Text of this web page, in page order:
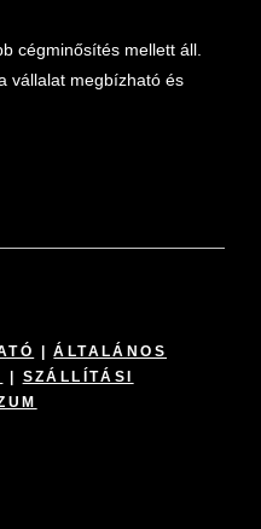
cégminősítés mellett áll.
vállalat megbízható és
|ÁLTALÁNOS
SZÁLLÍTÁSI